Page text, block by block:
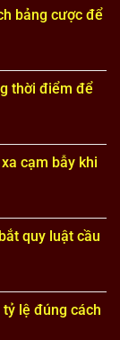
bảng cược để
thời điểm để
cạm bẫy khi
quy luật cầu
lệ đúng cách